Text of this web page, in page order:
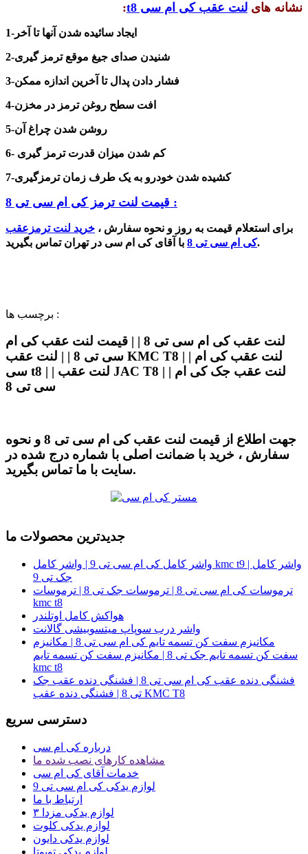
نشانه های لنت عقب کی ام سی t8 :
1-ایجاد سائیده شدن آنها تا آخر
2-شنیدن صدای جیغ موقع ترمز گیری
3-فشار دادن پدال تا آخرین اندازه ممکن
4-افت سطح روغن ترمز در مخزن
5-روشن شدن چراغ آن
6- کم شدن میزان قدرت ترمز گیری
7-کشیده شدن خودرو به یک طرف زمان ترمزگیری
قیمت لنت ترمز کی ام سی تی 8 :
برای استعلام قیمت به روز و نحوه سفارش ، خرید لنت ترمزعقب
کی ام سی تی 8با آقای کی ام سی در تهران تماس بگیرید.
برچسب ها :
لنت عقب کی ام سی تی 8 | | قیمت لنت عقب کی ام
سی تی 8 | | لنت عقب KMC T8 | | لنت عقب کی ام
سی t8 | | لنت عقب JAC T8 | | لنت عقب جک کی ام
سی تی 8
جهت اطلاع از قیمت لنت عقب کی ام سی تی 8 و نحوه
سفارش ، خرید با ضمانت اصلی با شماره درج شده در
سایت با ما تماس بگیرید.
جدیدترین محصولات ما
واشر کامل کی ام سی تی 9 | واشر کامل kmc t9 | واشر کامل
جک تی 9
ترموسات کی ام سی تی 8 | ترموسات جک تی 8 | ترموسات
kmc t8
هواکش کامل اوتلندر
واشر درب سوپاپ میتسوبیشی گالانت
مکانیزم سفت کن تسمه تایم کی ام سی تی 8 | مکانیزم
سفت کن تسمه تایم جک تی 8 | مکانیزم سفت کن تسمه تایم
kmc t8
فشنگی دنده عقب کی ام سی تی 8 | فشنگی دنده عقب جک
تی 8 | فشنگی دنده عقب KMC T8
دسترسی سریع
درباره کی ام سی
مشاهده کارهای نصب شده ما
خدمات آقای کی ام سی
لوازم یدکی کی ام سی تی 9
ارتباط با ما
لوازم یدکی مزدا ۳
لوازم یدکی کلوت
لوازم یدکی دایون
لوازم یدکی تویوتا